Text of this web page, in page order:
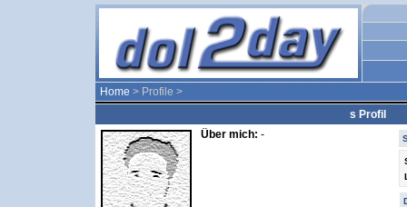
Home > Profile >
s Profil
Über mich: -